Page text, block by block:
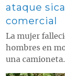
ataque
comercial
La mujer
hombres en
una camioneta.